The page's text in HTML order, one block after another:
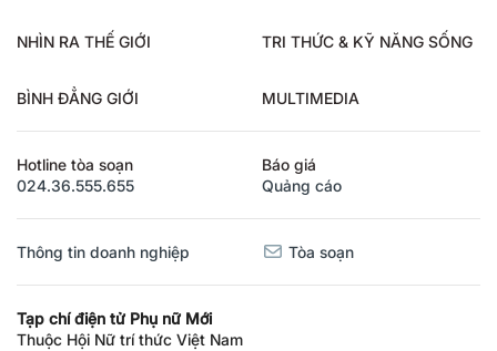
NHÌN RA THẾ GIỚI TRI THỨC & KỸ NĂNG SỐNG
BÌNH ĐẲNG GIỚI MULTIMEDIA
Hotline tòa soạn
024.36.555.655
Báo giá
Quảng cáo
Thông tin doanh nghiệp Tòa soạn
Tạp chí điện tử Phụ nữ Mới
Thuộc Hội Nữ trí thức Việt Nam